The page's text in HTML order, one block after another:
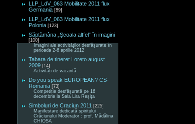
LLP_LdV_063 Mobilitate 2011 flux
Germania [89]
LLP_LdV_063 Mobilitate 2011 flux
Polonia [123]
Săptămâna „Școala altfel” în imagini
[100]
Imagini ale activităților desfășurate în
perioada 2-6 aprilie 2012
Tabara de tineret Loreto august
2009 [14]
Activități de vacanță
Do you speak EUROPEAN? CS-
Romania [73]
Competiție desfășurată pe 16
decembrie la Sala Lira Reșița
Simboluri de Craciun 2011 [225]
Manifestare dedicată spiritului
Crăciunului Moderator : prof. Mădălina
CHIOSA